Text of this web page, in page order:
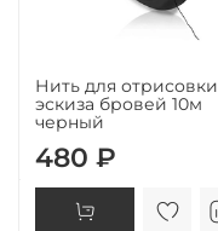
Нить для отрисовки
эскиза бровей 10м
черный
480 ₽